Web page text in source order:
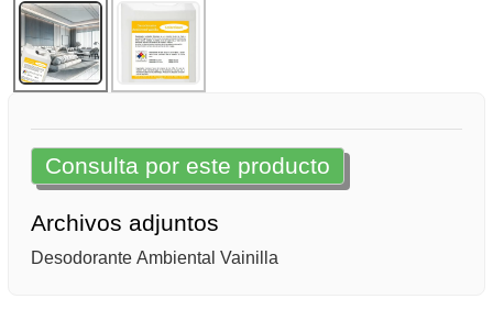
Consulta por este producto
Archivos adjuntos
Desodorante Ambiental Vainilla